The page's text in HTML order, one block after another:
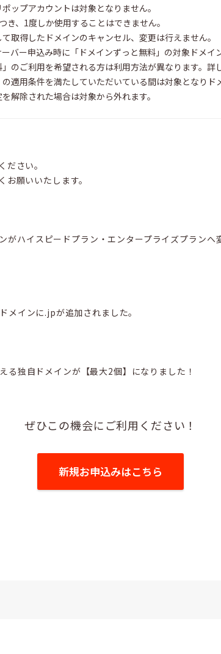
ップアカウントは対象となりません。
き、1度しか使用することはできません。
取得したドメインのキャンセル、変更は行えません。
バー申込み時に「ドメインずっと無料」の対象ドメ
のご利用を希望される方は利用方法が異なります。詳
の適用条件を満たしていただいている間は対象となりド
解除された場合は対象から外れます。
ください。
願いいたします。
ハイスピードプラン・エンタープライズプランへ
インに.jpが追加されました。
独自ドメインが【最大2個】になりました！
ぜひこの機会にご利用ください！
新規お申込みはこちら